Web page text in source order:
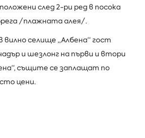
след 2-ри ред в посока
/плажната алея/.
вилно селище „Албена“ гост
и шезлонг на първи и втори
същите се заплащат по
цени.